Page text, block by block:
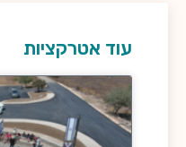
עוד אטרקציות